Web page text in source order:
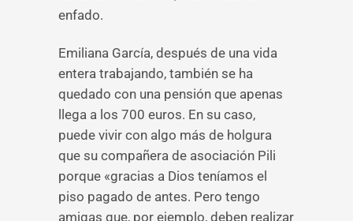
enfado.
Emiliana García, después de una vida
entera trabajando, también se ha
quedado con una pensión que apenas
llega a los 700 euros. En su caso,
puede vivir con algo más de holgura
que su compañera de asociación Pili
porque «gracias a Dios teníamos el
piso pagado de antes. Pero tengo
amigas que, por ejemplo, deben realizar